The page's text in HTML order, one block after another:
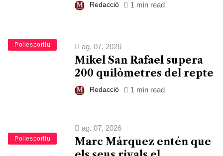
Redacció 1 min read
Esports
Poliesportiu ag. 07, 2026
Mikel San Rafael supera
200 quilòmetres del repte
Redacció 1 min read
Esports
Poliesportiu
ag. 07, 2026
Marc Márquez entén que